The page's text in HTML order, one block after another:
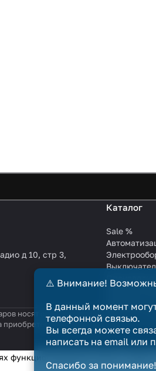
д 10, стр 3,
Каталог
Sale %
KNX EIB
Зарядные
носят справочный характер и не
товара. Договор
⚠️ Внимание!
В данный момент
телефонной связью.
Вы всегда можете
написать на email или
Спасибо за понимание!
функционирования сайта и сбора